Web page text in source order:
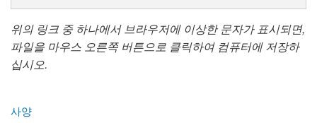
위의 링크 중 하나에서 브라우저에 이상한 문자가 표시되면,
파일을 마우스 오른쪽 버튼으로 클릭하여 컴퓨터에 저장하
십시오.
사양